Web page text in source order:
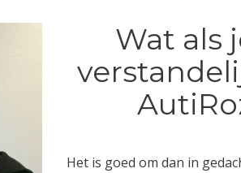
Wat als
Het is goed om dan in